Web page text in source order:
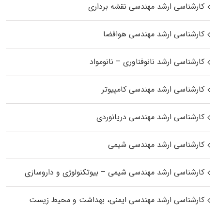
کارشناسی ارشد مهندسی نقشه برداری
کارشناسی ارشد مهندسی هوافضا
کارشناسی ارشد نانوفناوری – نانومواد
کارشناسی ارشد مهندسی کامپیوتر
کارشناسی ارشد مهندسی دریانوردی
کارشناسی ارشد مهندسی شیمی
کارشناسی ارشد مهندسی شیمی – بیوتکنولوژی و داروسازی
کارشناسی ارشد مهندسی ایمنی، بهداشت و محیط زیست